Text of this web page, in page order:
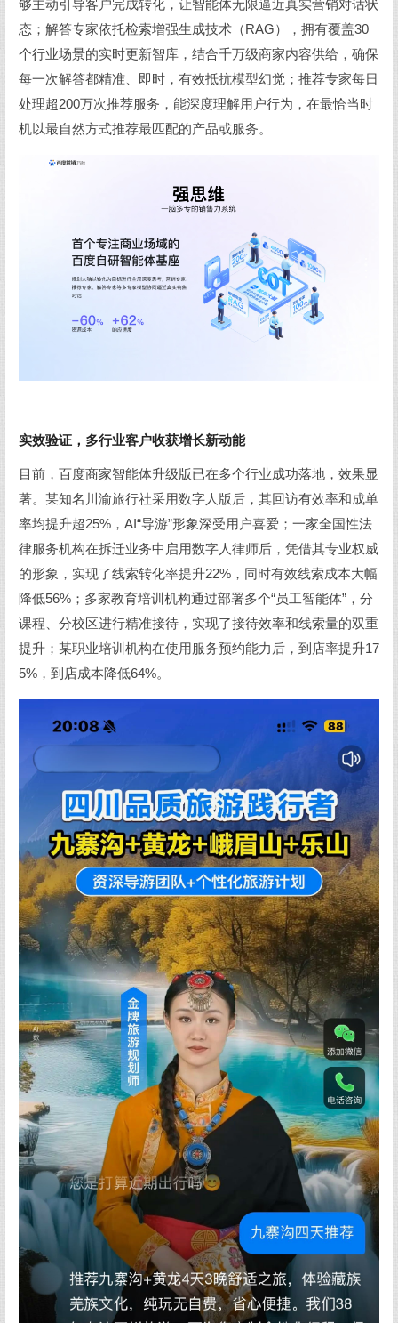
够主动引导客户完成转化，让智能体无限逼近真实营销对话状
态；解答专家依托检索增强生成技术（RAG），拥有覆盖30
个行业场景的实时更新智库，结合千万级商家内容供给，确保
每一次解答都精准、即时，有效抵抗模型幻觉；推荐专家每日
处理超200万次推荐服务，能深度理解用户行为，在最恰当时
机以最自然方式推荐最匹配的产品或服务。
实效验证，多行业客户收获增长新动能
目前，百度商家智能体升级版已在多个行业成功落地，效果显
著。某知名川渝旅行社采用数字人版后，其回访有效率和成单
率均提升超25%，AI“导游”形象深受用户喜爱；一家全国性法
律服务机构在拆迁业务中启用数字人律师后，凭借其专业权威
的形象，实现了线索转化率提升22%，同时有效线索成本大幅
降低56%；多家教育培训机构通过部署多个“员工智能体”，分
课程、分校区进行精准接待，实现了接待效率和线索量的双重
提升；某职业培训机构在使用服务预约能力后，到店率提升17
5%，到店成本降低64%。